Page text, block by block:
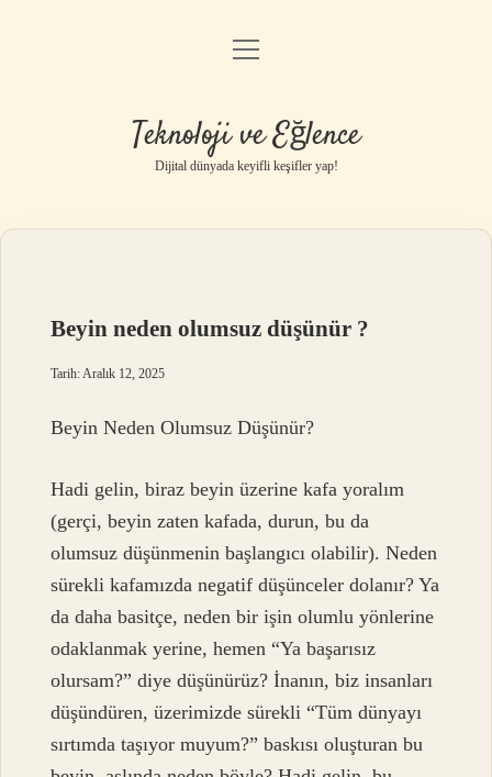
Anasayfa
Yasal Uyarı
menüyü
Teknoloji ve Eğlence
Dijital dünyada keyifli keşifler yap!
Beyin neden olumsuz düşünür ?
Tarih: Aralık 12, 2025
Beyin Neden Olumsuz Düşünür?
Hadi gelin, biraz beyin üzerine kafa yoralım
(gerçi, beyin zaten kafada, durun, bu da
olumsuz düşünmenin başlangıcı olabilir). Neden
sürekli kafamızda negatif düşünceler dolanır? Ya
da daha basitçe, neden bir işin olumlu yönlerine
odaklanmak yerine, hemen “Ya başarısız
olursam?” diye düşünürüz? İnanın, biz insanları
düşündüren, üzerimizde sürekli “Tüm dünyayı
sırtımda taşıyor muyum?” baskısı oluşturan bu